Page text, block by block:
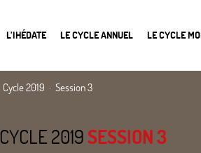
L’IHÉDATE LE CYCLE ANNUEL LE CYCLE
Cycle 2019 Session 3
CYCLE 2019SESSION 3